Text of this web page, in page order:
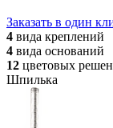
Заказать в один
4 вида креплений
4 вида оснований
12 цветовых
Шпилька